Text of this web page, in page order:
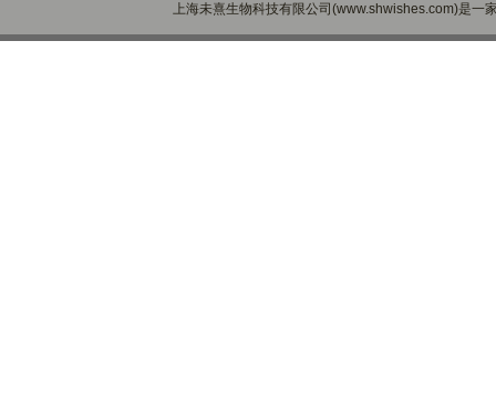
上海未熹生物科技有限公司(www.shwishes.com)是一